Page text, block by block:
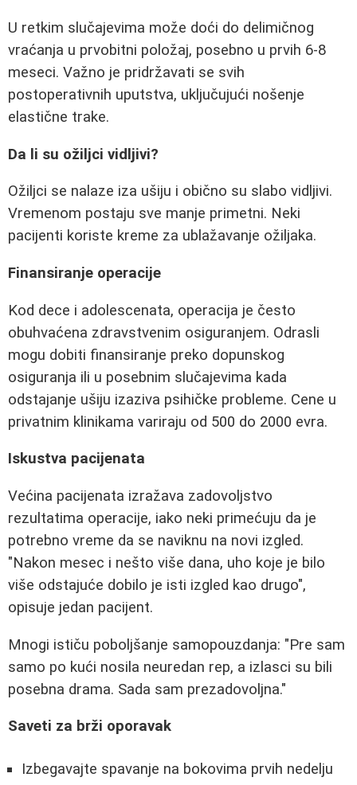
U retkim slučajevima može doći do delimičnog
vraćanja u prvobitni položaj, posebno u prvih 6-8
meseci. Važno je pridržavati se svih
postoperativnih uputstva, uključujući nošenje
elastične trake.
Da li su ožiljci vidljivi?
Ožiljci se nalaze iza ušiju i obično su slabo vidljivi.
Vremenom postaju sve manje primetni. Neki
pacijenti koriste kreme za ublažavanje ožiljaka.
Finansiranje operacije
Kod dece i adolescenata, operacija je često
obuhvaćena zdravstvenim osiguranjem. Odrasli
mogu dobiti finansiranje preko dopunskog
osiguranja ili u posebnim slučajevima kada
odstajanje ušiju izaziva psihičke probleme. Cene u
privatnim klinikama variraju od 500 do 2000 evra.
Iskustva pacijenata
Većina pacijenata izražava zadovoljstvo
rezultatima operacije, iako neki primećuju da je
potrebno vreme da se naviknu na novi izgled.
"Nakon mesec i nešto više dana, uho koje je bilo
više odstajuće dobilo je isti izgled kao drugo",
opisuje jedan pacijent.
Mnogi ističu poboljšanje samopouzdanja: "Pre sam
samo po kući nosila neuredan rep, a izlasci su bili
posebna drama. Sada sam prezadovoljna."
Saveti za brži oporavak
Izbegavajte spavanje na bokovima prvih nedelju